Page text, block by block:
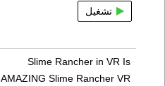
تشغيل
Slime Rancher in VR Is
AMAZING Slime Rancher VR